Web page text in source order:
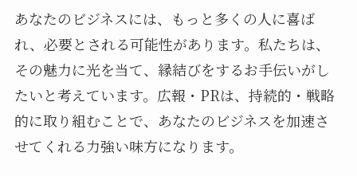
あなたのビジネスには、もっと多くの人に喜ば
れ、必要とされる可能性があります。私たちは、
その魅力に光を当て、縁結びをするお手伝いがし
たいと考えています。広報・PRは、持続的・戦略
的に取り組むことで、あなたのビジネスを加速さ
せてくれる力強い味方になります。